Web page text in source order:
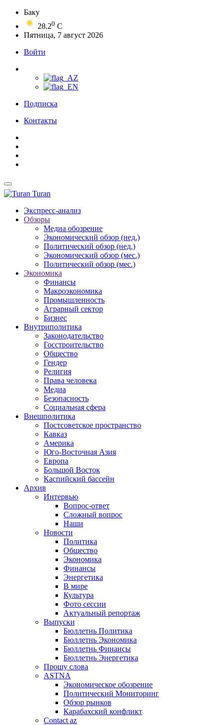
Баку
28.20 C
Пятница, 7 август 2026
Войти
Подписка
Контакты
Turan
Экспресс-анализ
Обзоры
Медиа обозрение
Экономический обзор (нед.)
Политический обзор (нед.)
Экономический обзор (мес.)
Политический обзор (мес.)
Экономика
Финансы
Макроэкономика
Промышленность
Аграрный сектор
Бизнес
Внутриполитика
Законодательство
Госстроительство
Общество
Гендер
Религия
Права человека
Медиа
Безопасность
Социальная сфера
Внешполитика
Постсоветское пространство
Кавказ
Америка
Юго-Восточная Азия
Европа
Большой Восток
Каспийский бассейн
Архив
Интервью
Вопрос-ответ
Сложный вопрос
Наши
Новости
Политика
Общество
Экономика
Финансы
Энергетика
В мире
Культура
Фото сессии
Актуальный репортаж
Выпуски
Бюллетнь Политика
Бюллетнь Экономика
Бюллетнь Финансы
Бюллетнь Энергетика
Прошу слова
ASTNA
Экономическое обозрение
Политический Мониторинг
Обзор рынков
Карабахский конфликт
Contact az